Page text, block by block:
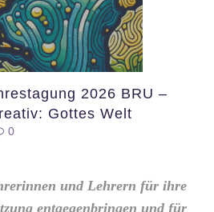
2026 BRU –
Gottes Welt
0
und Lehrern für ihre
entgegenbringen und für